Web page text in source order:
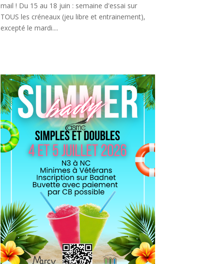
mail ! Du 15 au 18 juin : semaine d'essai sur
TOUS les créneaux (jeu libre et entrainement),
excepté le mardi....